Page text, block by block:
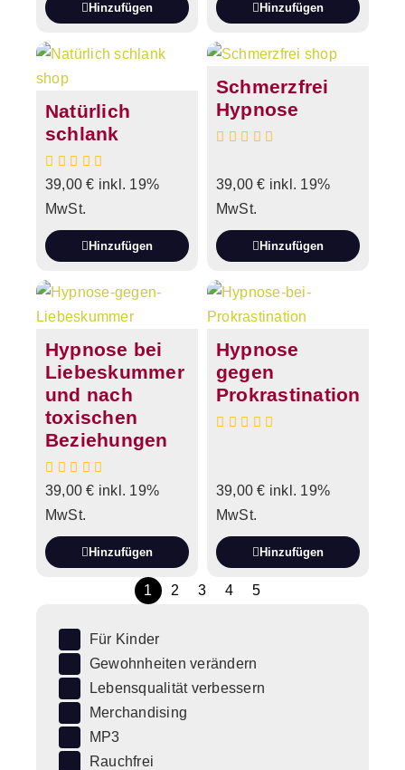
Hinzufügen Hinzufügen
Natürlich
schlank
39,00€ inkl. 19%
MwSt.
Hinzufügen
Schmerzfrei
Hypnose
39,00€ inkl. 19%
MwSt.
Hinzufügen
Hypnose bei
Liebeskummer
und nach
toxischen
Beziehungen
39,00€ inkl. 19%
MwSt.
Hinzufügen
Hypnose
gegen
Prokrastination
39,00€ inkl. 19%
MwSt.
Hinzufügen
1 2 3 4 5
Für Kinder
Gewohnheiten verändern
Lebensqualität verbessern
Merchandising
MP3
Rauchfrei